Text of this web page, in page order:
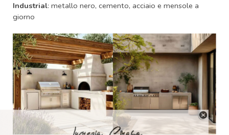
Industrial: metallo nero, cemento, acciaio e mensole a
giorno